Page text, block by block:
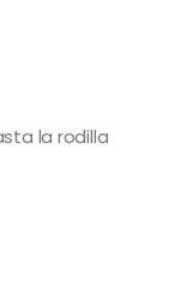
la rodilla